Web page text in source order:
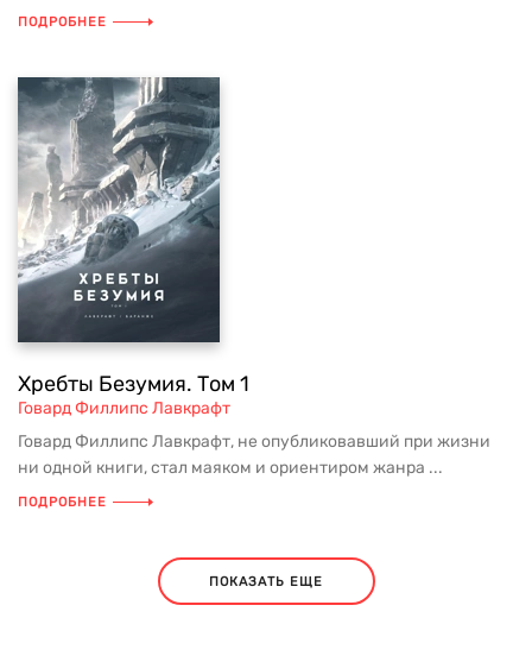
ПОДРОБНЕЕ
Хребты Безумия. Том 1
Говард Филлипс Лавкрафт
Говард Филлипс Лавкрафт, не опубликовавший при жизни
ни одной книги, стал маяком и ориентиром жанра ...
ПОДРОБНЕЕ
ПОКАЗАТЬ ЕЩЕ